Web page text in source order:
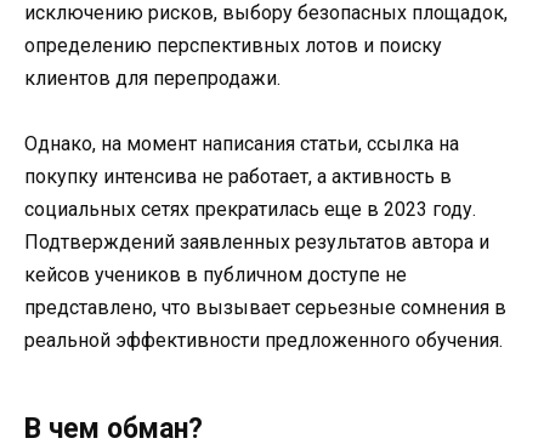
исключению рисков, выбору безопасных площадок,
определению перспективных лотов и поиску
клиентов для перепродажи.
Однако, на момент написания статьи, ссылка на
покупку интенсива не работает, а активность в
социальных сетях прекратилась еще в 2023 году.
Подтверждений заявленных результатов автора и
кейсов учеников в публичном доступе не
представлено, что вызывает серьезные сомнения в
реальной эффективности предложенного обучения.
В чем обман?